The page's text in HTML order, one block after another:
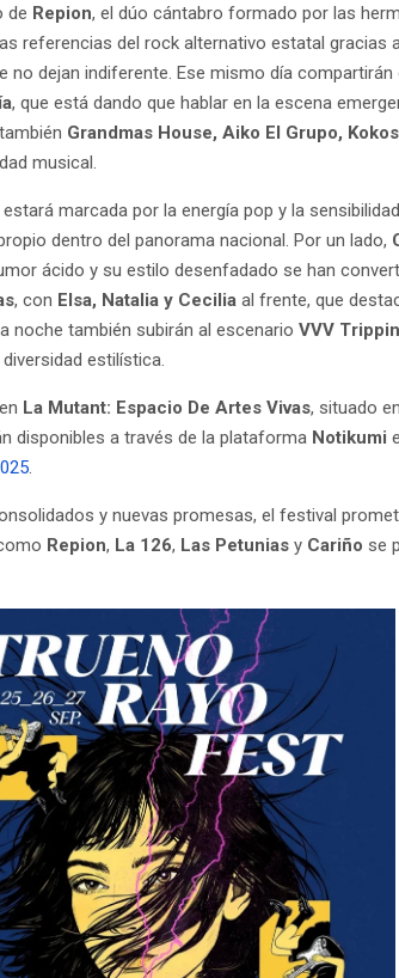
de Repion, el dúo cántabro formado por las
referencias del rock alternativo estatal gracias
no dejan indiferente. Ese mismo día
, que está dando que hablar en la escena
Grandmas House, Aiko El Grupo,
musical.
marcada por la energía pop y la
dentro del panorama nacional. Por un lado,
ácido y su estilo desenfadado se han
, con Elsa, Natalia y Cecilia al frente, que
noche también subirán al escenarioVVV
estilística.
La Mutant: Espacio De Artes Vivas, situado
disponibles a través de la plataforma Notikumi
.
y nuevas promesas, el festival
Repion, La 126, Las Petunias y Cariño se